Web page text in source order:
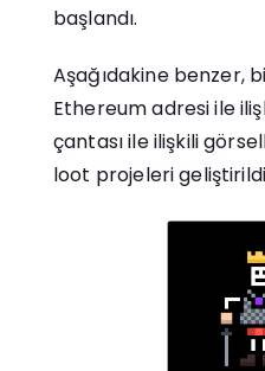
başlandı.
Aşağıdakine benzer,
Ethereum adresi ile
çantası ile ilişkili
loot projeleri